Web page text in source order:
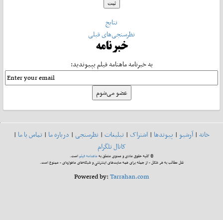
نتایج
نظرسنجی‌های قبلی
خبرنامه
به خبرنامه ماهنامه فیلم بپیوندید:
خانه|آرشیو| پیوندها| اشتراک| تبلیغات| نظرسنجی| درباره ما| تماس با ما|
کانال تلگرام
© کلیه حقوق مادی و معنوی متعلق بهماهنامه فیلماست.
نقل مطالب به هر شکل - از جمله برای همه سایت‌های اینترنتی و شبکه‌های ماهواره‌ای - ممنوع است.
Powered by:Tarrahan.com